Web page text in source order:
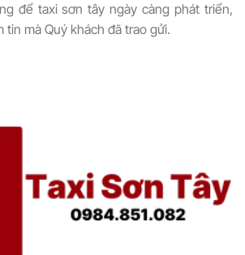
để taxi sơn tây ngày càng phát triển,
tin mà Quý khách đã trao gửi.